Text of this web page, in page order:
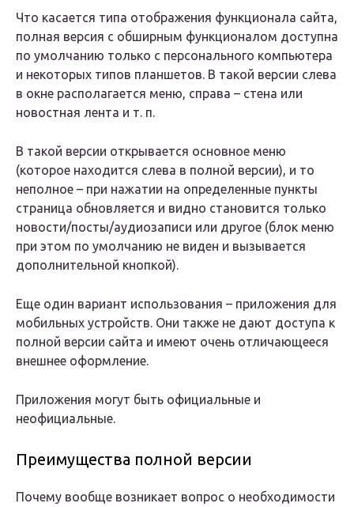
Что касается типа отображения функционала сайта,
полная версия с обширным функционалом доступна
по умолчанию только с персонального компьютера
и некоторых типов планшетов. В такой версии слева
в окне располагается меню, справа – стена или
новостная лента и т. п.
В такой версии открывается основное меню
(которое находится слева в полной версии), и то
неполное – при нажатии на определенные пункты
страница обновляется и видно становится только
новости/посты/аудиозаписи или другое (блок меню
при этом по умолчанию не виден и вызывается
дополнительной кнопкой).
Еще один вариант использования – приложения для
мобильных устройств. Они также не дают доступа к
полной версии сайта и имеют очень отличающееся
внешнее оформление.
Приложения могут быть официальные и
неофициальные.
Преимущества полной версии
Почему вообще возникает вопрос о необходимости